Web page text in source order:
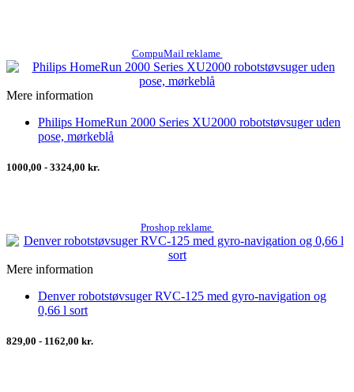
CompuMail reklame
Mere information
Philips HomeRun 2000 Series XU2000 robotstøvsuger uden
pose, mørkeblå
1000,00 - 3324,00 kr.
Proshop reklame
Mere information
Denver robotstøvsuger RVC-125 med gyro-navigation og
0,66 l sort
829,00 - 1162,00 kr.